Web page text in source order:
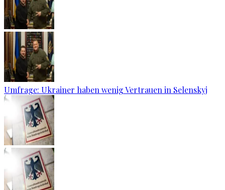
Umfrage: Ukrainer haben wenig Vertrauen in Selenskyj